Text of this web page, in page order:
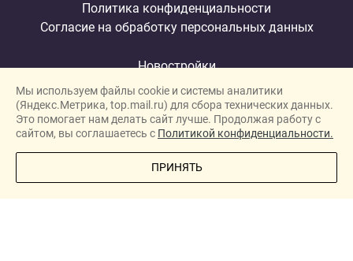
Политика конфиденциальности
Согласие на обработку персональных данных
Новостройки
Застройщики
Ипотека
Полезная информация
Видеообзоры ЖК
ПОЗВОНИТЕ МНЕ
Мы используем файлы cookie и системы аналитики
(Яндекс.Метрика, top.mail.ru) для сбора технических данных.
Это помогает нам делать сайт лучше. Продолжая работу с
сайтом, вы соглашаетесь с Политикой конфиденциальности.
ПРИНЯТЬ